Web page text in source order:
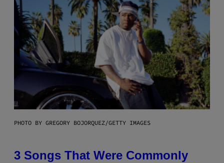
PHOTO BY GREGORY BOJORQUEZ/GETTY IMAGES
3 Songs That Were Commonly